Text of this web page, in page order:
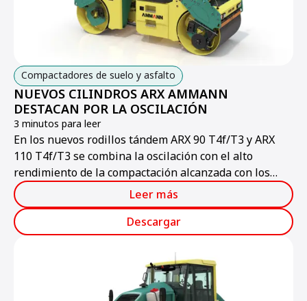
Compactadores de suelo y asfalto
NUEVOS CILINDROS ARX AMMANN
DESTACAN POR LA OSCILACIÓN
3 minutos para leer
En los nuevos rodillos tándem ARX 90 T4f/T3 y ARX
110 T4f/T3 se combina la oscilación con el alto
rendimiento de la compactación alcanzada con los
sistemas clásicos de los rodillos tándem Ammann.
Leer más
Descargar